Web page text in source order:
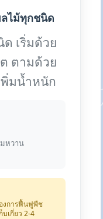
ลไม้ทุกชนิด
เริ่มด้วย
ตามด้วย
พิ่มน้ำหนัก
หวาน
งการฟื้นฟูพืช
บเกี่ยว 2-4